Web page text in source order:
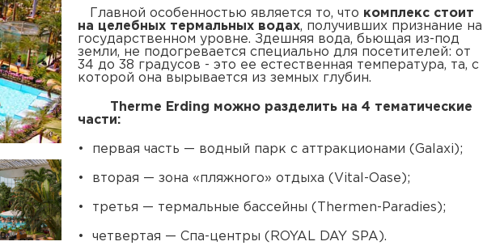
Главной особенностью является то, что комплекс стоит
на целебных термальных водах, получивших признание на
государственном уровне. Здешняя вода, бьющая из-под
земли, не подогревается специально для посетителей: от
34 до 38 градусов - это ее естественная температура, та, с
которой она вырывается из земных глубин.
Therme Erding можно разделить на 4 тематические
части:
• первая часть — водный парк с аттракционами (Galaxi);
• вторая — зона «пляжного» отдыха (Vital-Oase);
• третья — термальные бассейны (Thermen-Paradies);
• четвертая — Спа-центры (ROYAL DAY SPA).